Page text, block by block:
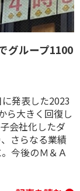
グループ1100
発表した2023
ら大きく回復し
会社化したダ
さらなる業績
今後のＭ＆Ａ